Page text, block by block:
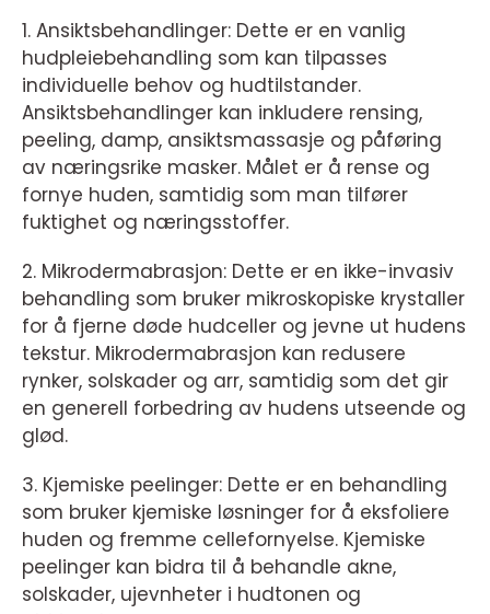
1. Ansiktsbehandlinger: Dette er en vanlig
hudpleiebehandling som kan tilpasses
individuelle behov og hudtilstander.
Ansiktsbehandlinger kan inkludere rensing,
peeling, damp, ansiktsmassasje og påføring
av næringsrike masker. Målet er å rense og
fornye huden, samtidig som man tilfører
fuktighet og næringsstoffer.
2. Mikrodermabrasjon: Dette er en ikke-invasiv
behandling som bruker mikroskopiske krystaller
for å fjerne døde hudceller og jevne ut hudens
tekstur. Mikrodermabrasjon kan redusere
rynker, solskader og arr, samtidig som det gir
en generell forbedring av hudens utseende og
glød.
3. Kjemiske peelinger: Dette er en behandling
som bruker kjemiske løsninger for å eksfoliere
huden og fremme cellefornyelse. Kjemiske
peelinger kan bidra til å behandle akne,
solskader, ujevnheter i hudtonen og